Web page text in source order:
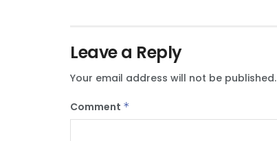
Leave a Reply
Your email address will not be published.
Comment *